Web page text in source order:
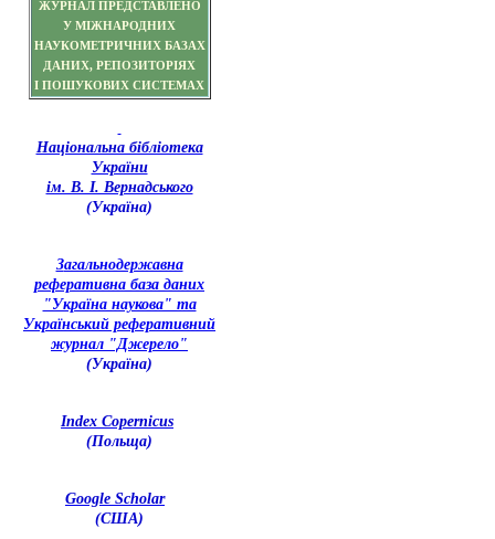
ЖУРНАЛ ПРЕДСТАВЛЕНО
У МІЖНАРОДНИХ
НАУКОМЕТРИЧНИХ БАЗАХ
ДАНИХ, РЕПОЗИТОРІЯХ
І ПОШУКОВИХ СИСТЕМАХ
Національна бібліотека
України
ім. В. І. Вернадського
(Україна)
Загальнодержавна
реферативна база даних
"Україна наукова" та
Український реферативний
журнал "Джерело"
(Україна)
Index Copernicus
(Польща)
Google Scholar
(США)